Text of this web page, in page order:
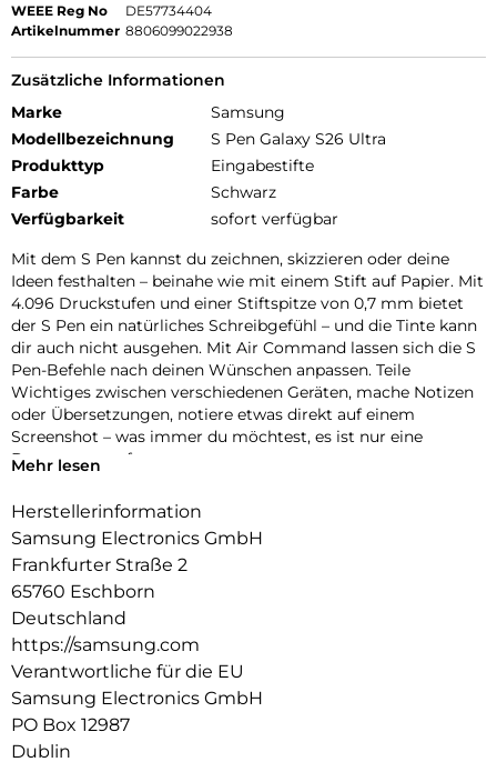
WEEE Reg No
DE57734404
Artikelnummer 8806099022938
Zusätzliche Informationen
Marke
Samsung
Modellbezeichnung
S Pen Galaxy S26 Ultra
Produkttyp
Eingabestifte
Farbe
Schwarz
Verfügbarkeit
sofort verfügbar
Mit dem S Pen kannst du zeichnen, skizzieren oder deine
Ideen festhalten – beinahe wie mit einem Stift auf Papier. Mit
4.096 Druckstufen und einer Stiftspitze von 0,7 mm bietet
der S Pen ein natürliches Schreibgefühl – und die Tinte kann
dir auch nicht ausgehen. Mit Air Command lassen sich die S
Pen-Befehle nach deinen Wünschen anpassen. Teile
Wichtiges zwischen verschiedenen Geräten, mache Notizen
oder Übersetzungen, notiere etwas direkt auf einem
Screenshot – was immer du möchtest, es ist nur eine
Bewegung entfernt.
Mehr lesen
Herstellerinformation
Samsung Electronics GmbH
Frankfurter Straße 2
65760 Eschborn
Deutschland
https://samsung.com
Verantwortliche für die EU
Samsung Electronics GmbH
PO Box 12987
Dublin